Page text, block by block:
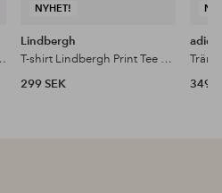
Tee S/S
NYHET!
Lindbergh
T-shirt Lindbergh Print Tee S/S
299 SEK
349